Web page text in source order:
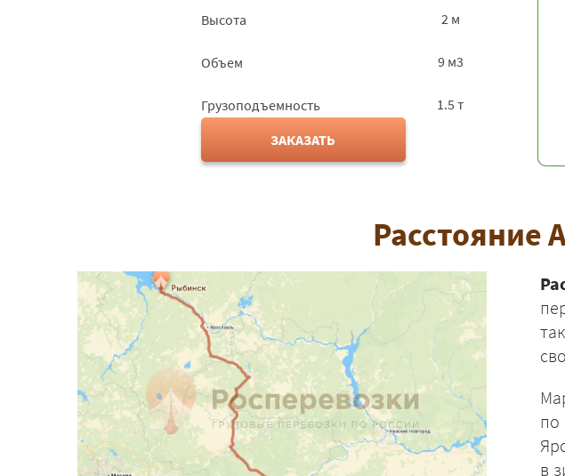
Высота 2 м
Объем 9 м3
Грузоподъемность
1.5 т
ЗАКАЗАТЬ
Расстояние
по
в